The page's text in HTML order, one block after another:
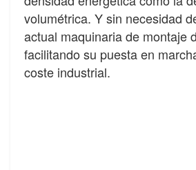
volumétrica. Y sin necesidad
actual maquinaria de montaje
facilitando su puesta en
coste industrial.